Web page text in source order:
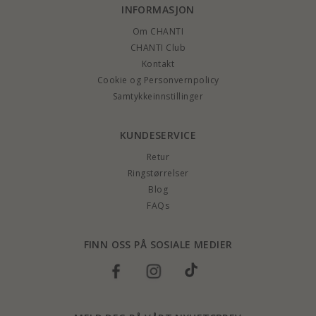
INFORMASJON
Om CHANTI
CHANTI Club
Kontakt
Cookie og Personvernpolicy
Samtykkeinnstillinger
KUNDESERVICE
Retur
Ringstørrelser
Blog
FAQs
FINN OSS PÅ SOSIALE MEDIER